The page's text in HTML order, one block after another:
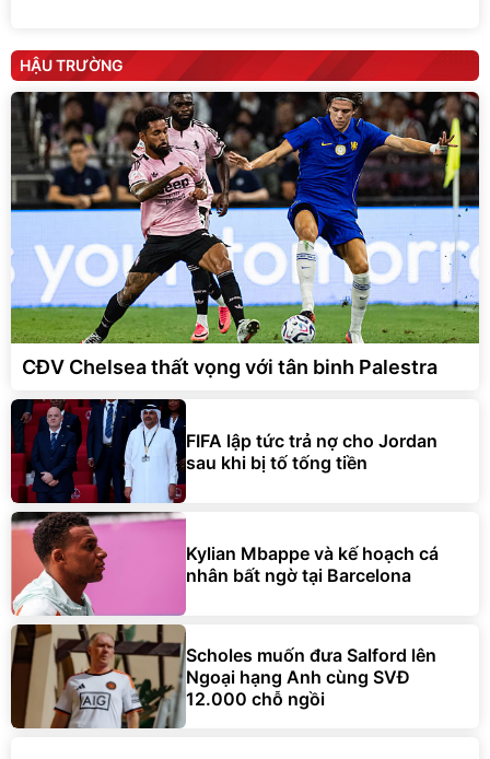
HẬU TRƯỜNG
CĐV Chelsea thất vọng với tân binh Palestra
FIFA lập tức trả nợ cho Jordan
sau khi bị tố tống tiền
Kylian Mbappe và kế hoạch cá
nhân bất ngờ tại Barcelona
Scholes muốn đưa Salford lên
Ngoại hạng Anh cùng SVĐ
12.000 chỗ ngồi